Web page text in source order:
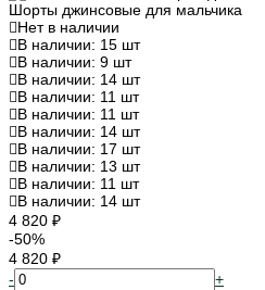
Шорты джинсовые для мальчика
Нет в наличии
В наличии: 15 шт
В наличии: 9 шт
В наличии: 14 шт
В наличии: 11 шт
В наличии: 11 шт
В наличии: 14 шт
В наличии: 17 шт
В наличии: 13 шт
В наличии: 11 шт
В наличии: 14 шт
4 820 ₽
-50%
4 820 ₽
-
+